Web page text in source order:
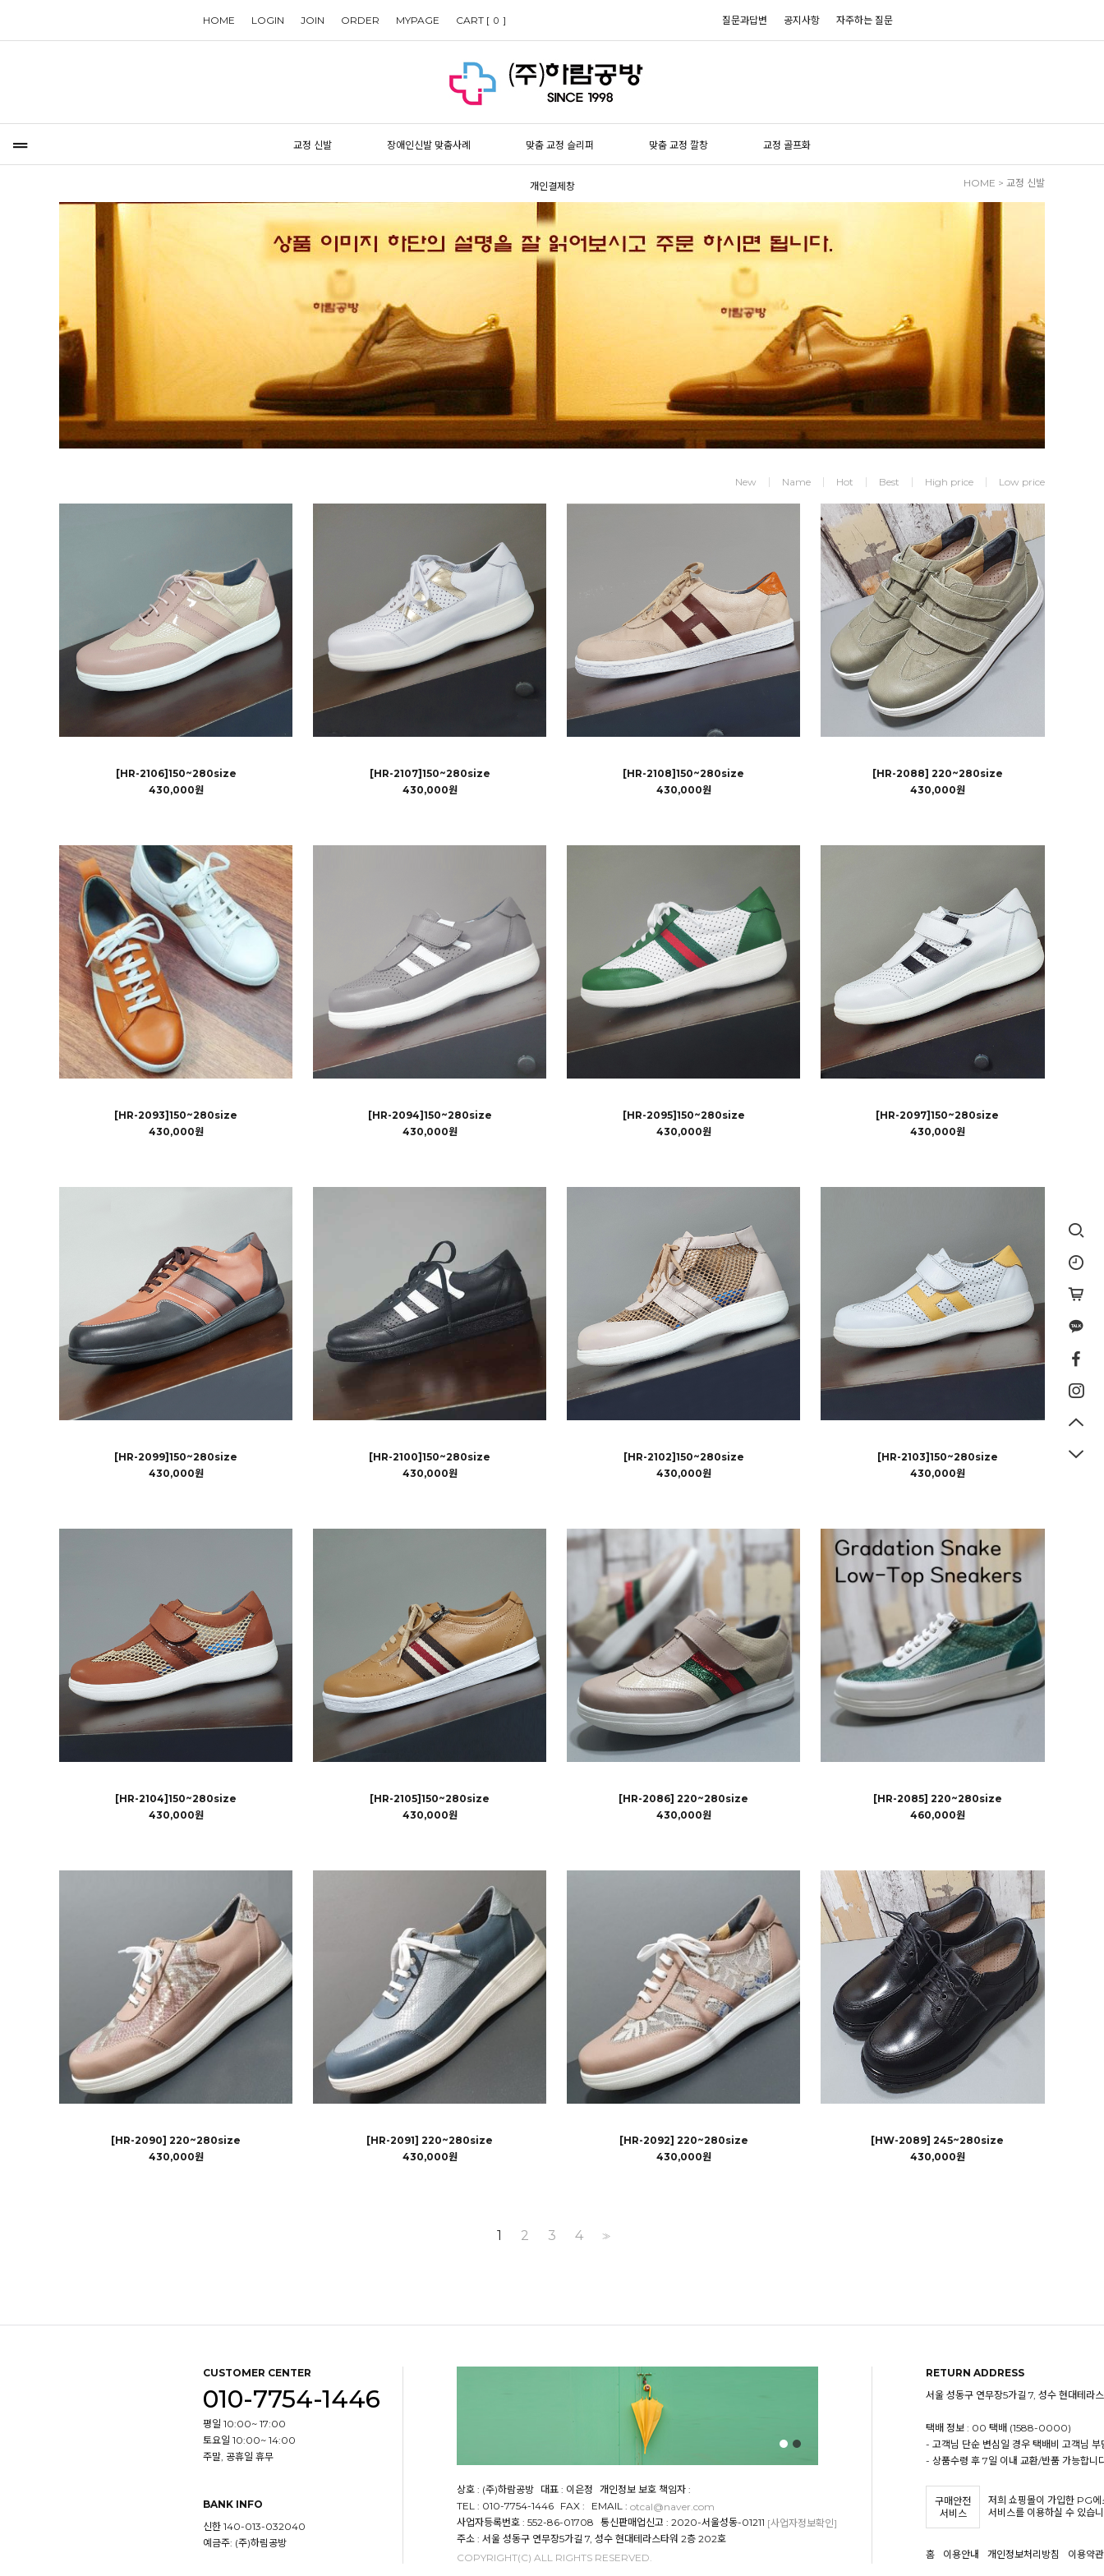
HOME LOGIN JOIN ORDER MYPAGE CART [ 0 ] 질문과답변 공지사항 자주하는 질문
교정 신발 장애인신발 맞춤사례 맞춤 교정 슬리퍼 맞춤 교정 깔창 교정 골프화
개인결제창 HOME > 교정 신발
New Name Hot Best High price Low price
[HR-2106]150~280size
430,000원
[HR-2107]150~280size
430,000원
[HR-2108]150~280size
430,000원
[HR-2088] 220~280size
430,000원
[HR-2093]150~280size
430,000원
[HR-2094]150~280size
430,000원
[HR-2095]150~280size
430,000원
[HR-2097]150~280size
430,000원
[HR-2099]150~280size
430,000원
[HR-2100]150~280size
430,000원
[HR-2102]150~280size
430,000원
[HR-2103]150~280size
430,000원
[HR-2104]150~280size
430,000원
[HR-2105]150~280size
430,000원
[HR-2086] 220~280size
430,000원
[HR-2085] 220~280size
460,000원
[HR-2090] 220~280size
430,000원
[HR-2091] 220~280size
430,000원
[HR-2092] 220~280size
430,000원
[HW-2089] 245~280size
430,000원
1 2 3 4 >>
CUSTOMER CENTER
010-7754-1446
평일 10:00~ 17:00
토요일 10:00~ 14:00
주말, 공휴일 휴무
BANK INFO
신한 140-013-032040
예금주: (주)하림공방
상호 : (주)하람공방 대표 : 이은정
개인정보 보호 책임자 :
TEL : 010-7754-1446 FAX : EMAIL :otcal@naver.com
사업자등록번호 : 552-86-01708
통신판매업신고 : 2020-서울성동-01211 [사업자정보확인]
주소 : 서울 성동구 연무장5가길 7, 성수 현대테라스타워 2층 202호
COPYRIGHT(C) ALL RIGHTS RESERVED.
RETURN ADDRESS
서울 성동구 연무장5가길 7, 성수 현대테라
택배 정보 : 00 택배 (1588-0000)
- 고객님 단순 변심일 경우 택배비 고객님 부
- 상품수령 후 7일 이내 교환/반품 가능합니
구매안전
서비스
저희 쇼핑몰이 가입한 PG에
서비스를 이용하실 수 있습
홈 이용안내 개인정보처리방침 이용약관